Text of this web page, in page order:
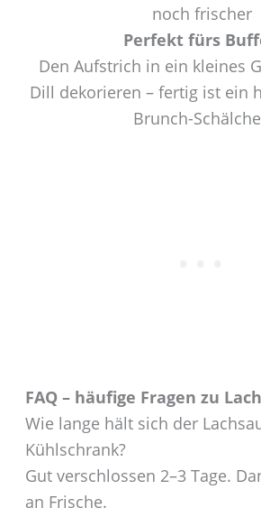
noch frischer
Perfekt fürs
Den Aufstrich in ein kleines
Dill dekorieren – fertig ist ein
Brunch-
FAQ – häufige Fragen zu
Wie lange hält sich der
Kühlschrank?
Gut verschlossen 2–3 Tage.
an Frische.